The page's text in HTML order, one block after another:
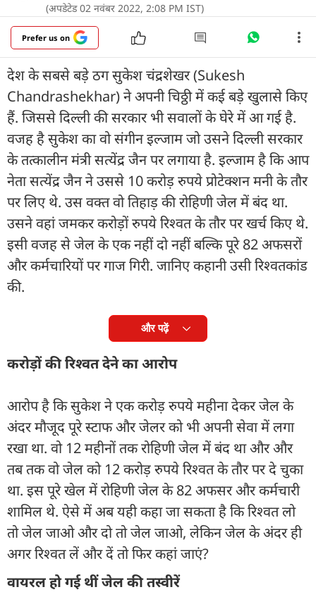
(अपडेटेड 02 नवंबर 2022, 2:08 PM IST)
Prefer us on
देश के सबसे बड़े ठग सुकेश चंद्रशेखर (Sukesh
Chandrashekhar) ने अपनी चिठ्ठी में कई बड़े खुलासे किए
हैं. जिससे दिल्ली की सरकार भी सवालों के घेरे में आ गई है.
वजह है सुकेश का वो संगीन इल्जाम जो उसने दिल्ली सरकार
के तत्कालीन मंत्री सत्येंद्र जैन पर लगाया है. इल्जाम है कि आप
नेता सत्येंद्र जैन ने उससे 10 करोड़ रुपये प्रोटेक्शन मनी के तौर
पर लिए थे. उस वक्त वो तिहाड़ की रोहिणी जेल में बंद था.
उसने वहां जमकर करोड़ों रुपये रिश्वत के तौर पर खर्च किए थे.
इसी वजह से जेल के एक नहीं दो नहीं बल्कि पूरे 82 अफसरों
और कर्मचारियों पर गाज गिरी. जानिए कहानी उसी रिश्वतकांड
की.
और पढ़ें
करोड़ों की रिश्वत देने का आरोप
आरोप है कि सुकेश ने एक करोड़ रुपये महीना देकर जेल के
अंदर मौजूद पूरे स्टाफ और जेलर को भी अपनी सेवा में लगा
रखा था. वो 12 महीनों तक रोहिणी जेल में बंद था और और
तब तक वो जेल को 12 करोड़ रुपये रिश्वत के तौर पर दे चुका
था. इस पूरे खेल में रोहिणी जेल के 82 अफसर और कर्मचारी
शामिल थे. ऐसे में अब यही कहा जा सकता है कि रिश्वत लो
तो जेल जाओ और दो तो जेल जाओ, लेकिन जेल के अंदर ही
अगर रिश्वत लें और दें तो फिर कहां जाएं?
वायरल हो गई थीं जेल की तस्वीरें